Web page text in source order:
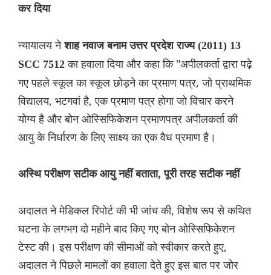
कर दिया
न्यायालय नेशाह नवाज बनाम उत्तर प्रदेश राज्य (2011) 13
SCC 7512का हवाला दिया और कहा कि "अपीलकर्ता द्वारा पढ़े
गए पहले स्कूल का स्कूल छोड़ने का प्रमाण पत्र, जो प्राथमिक
विद्यालय, भटगवां है, एक प्रमाण पत्र होगा जो विचार करने
योग्य है और बोन ओस्सिफिकेशन प्रमाणपत्र अपीलकर्ता की
आयु के निर्धारण के लिए साक्ष्य का एक वैध प्रमाण है।
अस्थि परीक्षण सटीक आयु नहीं बताता, पूरी तरह सटीक नहीं
अदालत ने मेडिकल रिपोर्ट की भी जांच की, विशेष रूप से कथित
घटना के लगभग दो महीने बाद किए गए बोन ओस्सिफिकेशन
टेस्ट की। इस परीक्षण की सीमाओं को स्वीकार करते हुए,
अदालत ने पिछले मामलों का हवाला देते हुए इस बात पर जोर